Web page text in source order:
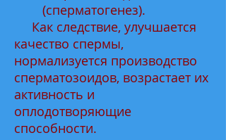
(сперматогенез).
Как следствие, улучшается
качество спермы,
нормализуется производство
сперматозоидов, возрастает их
активность и
оплодотворяющие
способности.